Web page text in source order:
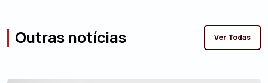
Outras notícias Ver Todas